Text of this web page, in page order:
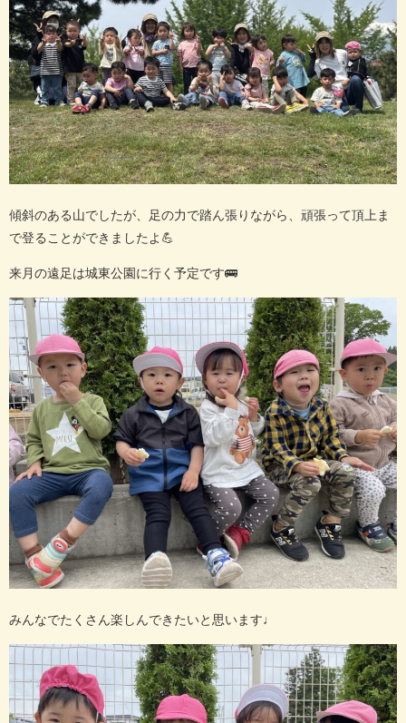
傾斜のある山でしたが、足の力で踏ん張りながら、頑張って頂上ま
で登ることができましたよ💪
来月の遠足は城東公園に行く予定です🚌
みんなでたくさん楽しんできたいと思います♩